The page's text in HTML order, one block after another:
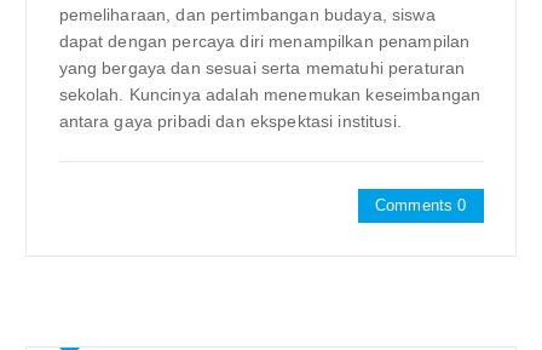
pemeliharaan, dan pertimbangan budaya, siswa
dapat dengan percaya diri menampilkan penampilan
yang bergaya dan sesuai serta mematuhi peraturan
sekolah. Kuncinya adalah menemukan keseimbangan
antara gaya pribadi dan ekspektasi institusi.
Comments 0